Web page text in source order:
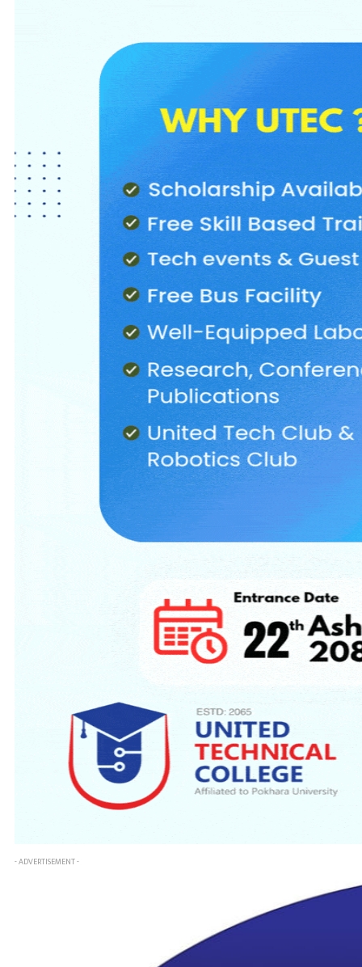
- ADVERTISEMENT -